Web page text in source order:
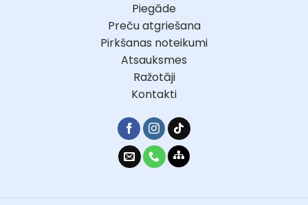
Piegāde
Preču atgriešana
Pirkšanas noteikumi
Atsauksmes
Ražotāji
Kontakti